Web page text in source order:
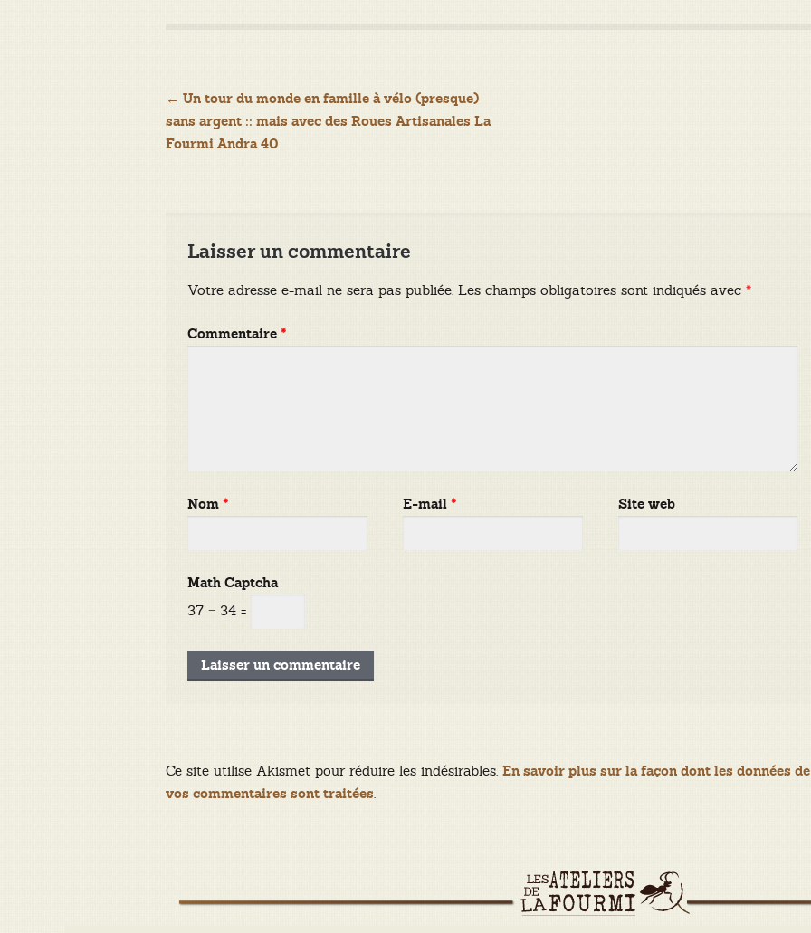
Navigation
de
← Un tour du monde en famille à vélo (presque)
sans argent :: mais avec des Roues Artisanales La
Fourmi Andra 40
Laisser un commentaire
Votre adresse e-mail ne sera pas publiée. Les champs obligatoires sont indiqués avec*
Commentaire*
Nom* E-mail* Site web
Math Captcha
37 − 34 =
Ce site utilise Akismet pour réduire les indésirables.En savoir plus sur la façon dont les données de
vos commentaires sont traitées.